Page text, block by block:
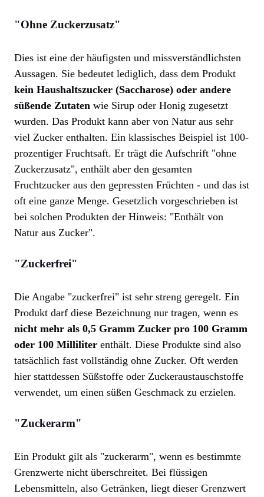
"Ohne Zuckerzusatz"
Dies ist eine der häufigsten und missverständlichsten
Aussagen. Sie bedeutet lediglich, dass dem Produkt
kein Haushaltszucker (Saccharose) oder andere
süßende Zutaten wie Sirup oder Honig zugesetzt
wurden. Das Produkt kann aber von Natur aus sehr
viel Zucker enthalten. Ein klassisches Beispiel ist 100-
prozentiger Fruchtsaft. Er trägt die Aufschrift "ohne
Zuckerzusatz", enthält aber den gesamten
Fruchtzucker aus den gepressten Früchten - und das ist
oft eine ganze Menge. Gesetzlich vorgeschrieben ist
bei solchen Produkten der Hinweis: "Enthält von
Natur aus Zucker".
"Zuckerfrei"
Die Angabe "zuckerfrei" ist sehr streng geregelt. Ein
Produkt darf diese Bezeichnung nur tragen, wenn es
nicht mehr als 0,5 Gramm Zucker pro 100 Gramm
oder 100 Milliliter enthält. Diese Produkte sind also
tatsächlich fast vollständig ohne Zucker. Oft werden
hier stattdessen Süßstoffe oder Zuckeraustauschstoffe
verwendet, um einen süßen Geschmack zu erzielen.
"Zuckerarm"
Ein Produkt gilt als "zuckerarm", wenn es bestimmte
Grenzwerte nicht überschreitet. Bei flüssigen
Lebensmitteln, also Getränken, liegt dieser Grenzwert